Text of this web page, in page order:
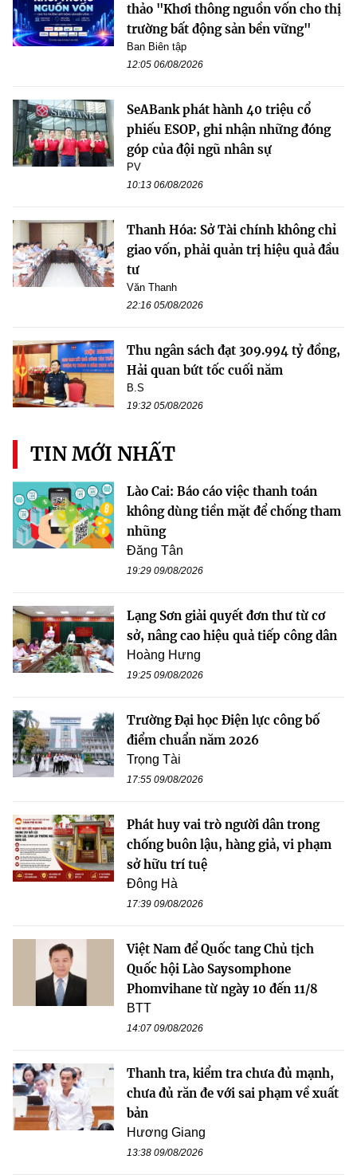
thảo "Khơi thông nguồn vốn cho thị
trường bất động sản bền vững"
Ban Biên tập
12:05 06/08/2026
SeABank phát hành 40 triệu cổ
phiếu ESOP, ghi nhận những đóng
góp của đội ngũ nhân sự
PV
10:13 06/08/2026
Thanh Hóa: Sở Tài chính không chỉ
giao vốn, phải quản trị hiệu quả đầu
tư
Văn Thanh
22:16 05/08/2026
Thu ngân sách đạt 309.994 tỷ đồng,
Hải quan bứt tốc cuối năm
B.S
19:32 05/08/2026
TIN MỚI NHẤT
Lào Cai: Báo cáo việc thanh toán
không dùng tiền mặt để chống tham
nhũng
Đăng Tân
19:29 09/08/2026
Lạng Sơn giải quyết đơn thư từ cơ
sở, nâng cao hiệu quả tiếp công dân
Hoàng Hưng
19:25 09/08/2026
Trường Đại học Điện lực công bố
điểm chuẩn năm 2026
Trọng Tài
17:55 09/08/2026
Phát huy vai trò người dân trong
chống buôn lậu, hàng giả, vi phạm
sở hữu trí tuệ
Đông Hà
17:39 09/08/2026
Việt Nam để Quốc tang Chủ tịch
Quốc hội Lào Saysomphone
Phomvihane từ ngày 10 đến 11/8
BTT
14:07 09/08/2026
Thanh tra, kiểm tra chưa đủ mạnh,
chưa đủ răn đe với sai phạm về xuất
bản
Hương Giang
13:38 09/08/2026